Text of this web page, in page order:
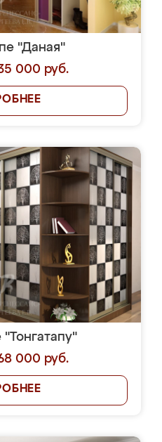
"Даная"
000 руб.
000 руб.